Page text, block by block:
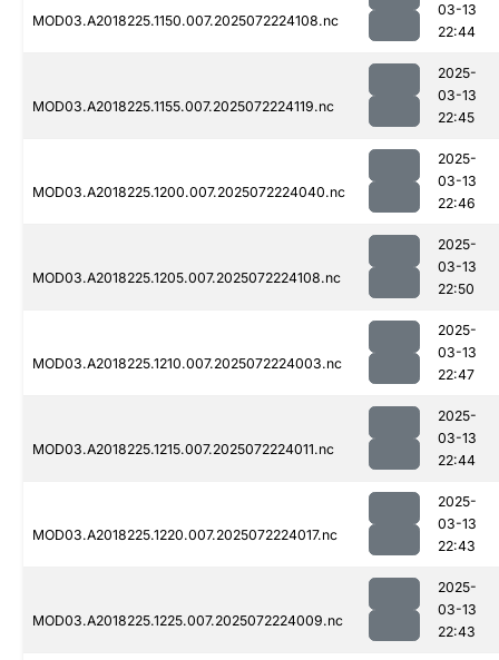
MOD03.A2018225.1150.007.2025072224108.nc
03-13
22:44
MOD03.A2018225.1155.007.2025072224119.nc
2025-
03-13
22:45
MOD03.A2018225.1200.007.2025072224040.nc
2025-
03-13
22:46
MOD03.A2018225.1205.007.2025072224108.nc
2025-
03-13
22:50
MOD03.A2018225.1210.007.2025072224003.nc
2025-
03-13
22:47
MOD03.A2018225.1215.007.2025072224011.nc
2025-
03-13
22:44
MOD03.A2018225.1220.007.2025072224017.nc
2025-
03-13
22:43
MOD03.A2018225.1225.007.2025072224009.nc
2025-
03-13
22:43